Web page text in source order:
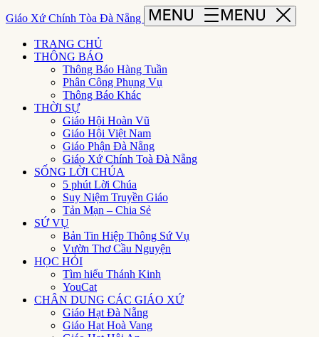
Giáo Xứ Chính Tòa Đà Nẵng
TRANG CHỦ
THÔNG BÁO
Thông Báo Hàng Tuần
Phân Công Phụng Vụ
Thông Báo Khác
THỜI SỰ
Giáo Hội Hoàn Vũ
Giáo Hội Việt Nam
Giáo Phận Đà Nẵng
Giáo Xứ Chính Toà Đà Nẵng
SỐNG LỜI CHÚA
5 phút Lời Chúa
Suy Niệm Truyền Giáo
Tản Mạn – Chia Sẻ
SỨ VỤ
Bản Tin Hiệp Thông Sứ Vụ
Vườn Thơ Cầu Nguyện
HỌC HỎI
Tìm hiểu Thánh Kinh
YouCat
CHÂN DUNG CÁC GIÁO XỨ
Giáo Hạt Đà Nẵng
Giáo Hạt Hoà Vang